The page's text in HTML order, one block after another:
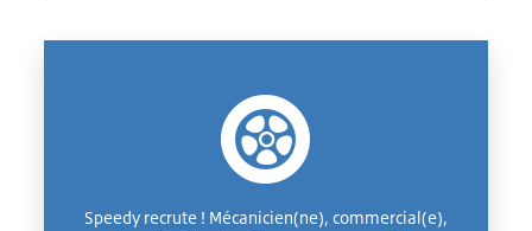
Speedy recrute ! Mécanicien(ne), commercial(e),